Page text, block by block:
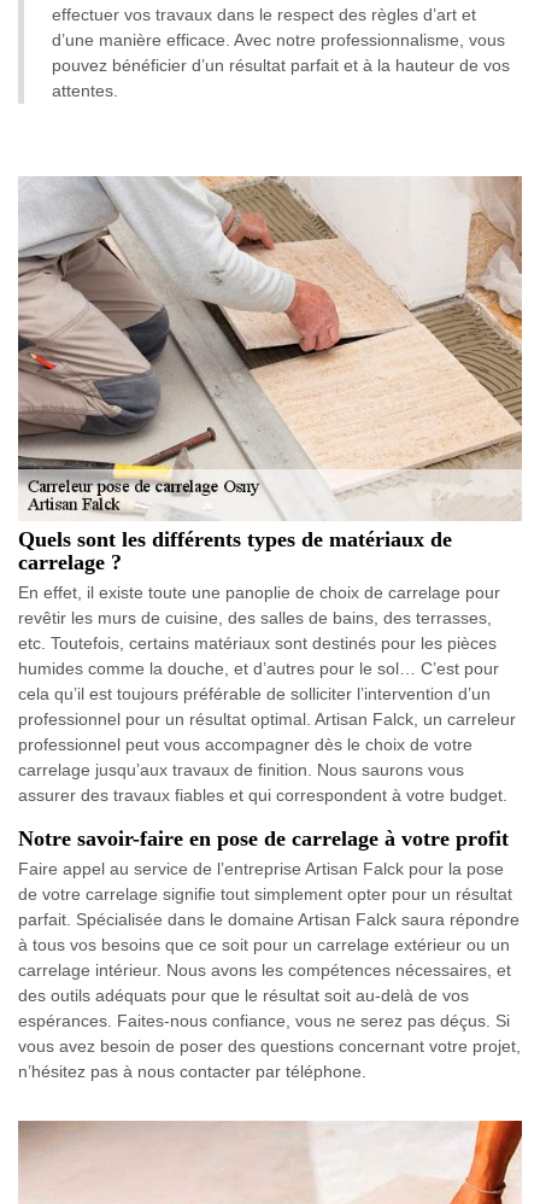
effectuer vos travaux dans le respect des règles d’art et
d’une manière efficace. Avec notre professionnalisme, vous
pouvez bénéficier d’un résultat parfait et à la hauteur de vos
attentes.
Quels sont les différents types de matériaux de
carrelage ?
En effet, il existe toute une panoplie de choix de carrelage pour
revêtir les murs de cuisine, des salles de bains, des terrasses,
etc. Toutefois, certains matériaux sont destinés pour les pièces
humides comme la douche, et d’autres pour le sol… C’est pour
cela qu’il est toujours préférable de solliciter l’intervention d’un
professionnel pour un résultat optimal. Artisan Falck, un carreleur
professionnel peut vous accompagner dès le choix de votre
carrelage jusqu’aux travaux de finition. Nous saurons vous
assurer des travaux fiables et qui correspondent à votre budget.
Notre savoir-faire en pose de carrelage à votre profit
Faire appel au service de l’entreprise Artisan Falck pour la pose
de votre carrelage signifie tout simplement opter pour un résultat
parfait. Spécialisée dans le domaine Artisan Falck saura répondre
à tous vos besoins que ce soit pour un carrelage extérieur ou un
carrelage intérieur. Nous avons les compétences nécessaires, et
des outils adéquats pour que le résultat soit au-delà de vos
espérances. Faites-nous confiance, vous ne serez pas déçus. Si
vous avez besoin de poser des questions concernant votre projet,
n’hésitez pas à nous contacter par téléphone.